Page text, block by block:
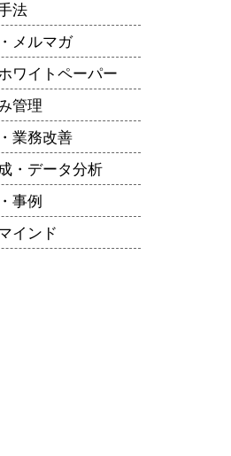
法
メルマガ
ワイトペーパー
管理
業務改善
・データ分析
事例
インド